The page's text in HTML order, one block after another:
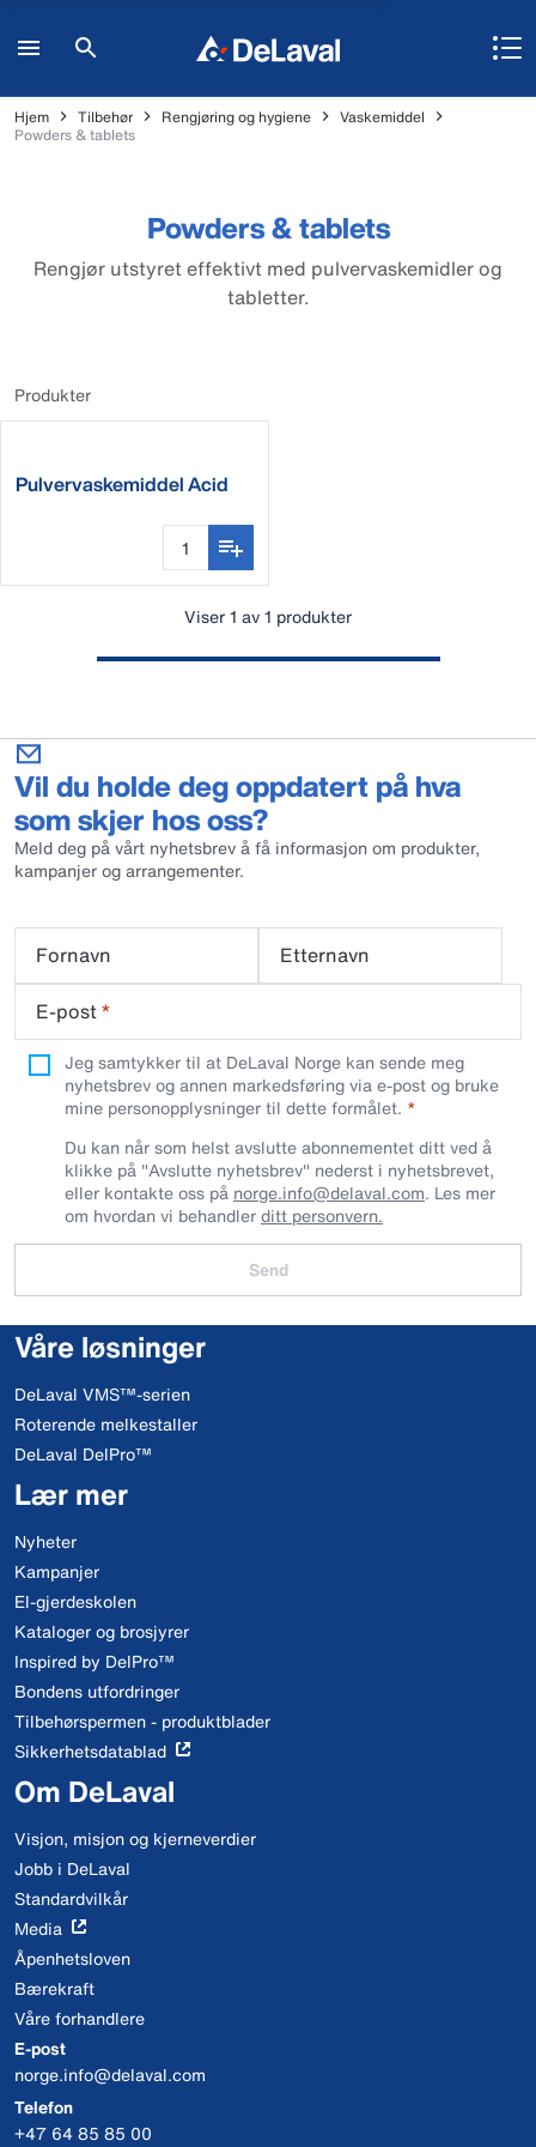
Hjem Tilbehør Rengjøring og hygiene
Vaskemiddel
Powders & tablets
Powders & tablets
Rengjør utstyret effektivt med pulvervaskemidler og
tabletter.
Produkter
Pulvervaskemiddel Acid
Viser 1 av 1 produkter
Vil du holde deg oppdatert på hva
som skjer hos oss?
Meld deg på vårt nyhetsbrev å få informasjon om produkter,
kampanjer og arrangementer.
Fornavn
Etternavn
E-post*
Jeg samtykker til at DeLaval Norge kan sende meg
nyhetsbrev og annen markedsføring via e-post og bruke
mine personopplysninger til dette formålet.
Du kan når som helst avslutte abonnementet ditt ved å
klikke på "Avslutte nyhetsbrev" nederst i nyhetsbrevet,
eller kontakte oss på norge.info@delaval.com. Les mer
om hvordan vi behandlerditt personvern.
Send
Våre løsninger
DeLaval VMS™-serien
Roterende melkestaller
DeLaval DelPro™
Lær mer
Nyheter
Kampanjer
El-gjerdeskolen
Kataloger og brosjyrer
Inspired by DelPro™
Bondens utfordringer
Tilbehørspermen - produktblader
Sikkerhetsdatablad
Om DeLaval
Visjon, misjon og kjerneverdier
Jobb i DeLaval
Standardvilkår
Media
Åpenhetsloven
Bærekraft
Våre forhandlere
E-post
norge.info@delaval.com
Telefon
+47 64 85 85 00